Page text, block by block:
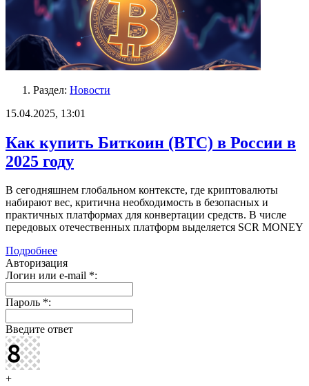
Раздел: Новости
15.04.2025, 13:01
Как купить Биткоин (BTC) в России в
2025 году
В сегодняшнем глобальном контексте, где криптовалюты
набирают вес, критична необходимость в безопасных и
практичных платформах для конвертации средств. В числе
передовых отечественных платформ выделяется SCR MONEY
Подробнее
Авторизация
Логин или e-mail *:
Пароль *:
Введите ответ
+